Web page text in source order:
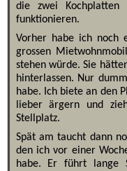
die zwei
funktionieren.
Vorher habe ich noch
grossen
stehen würde. Sie
hinterlassen. Nur
habe. Ich biete an den
lieber ärgern und
Stellplatz.
Spät am taucht dann
den ich vor einer
habe. Er führt lange